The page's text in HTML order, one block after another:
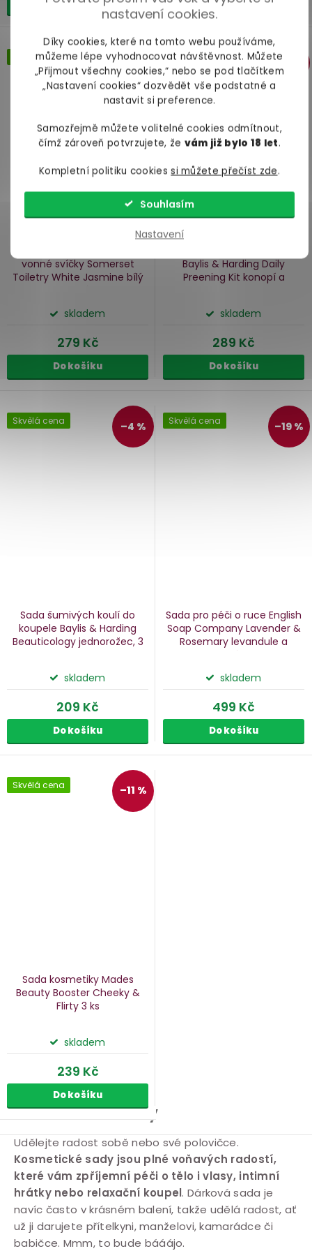
nastavení cookies.
Díky cookies, které na tomto webu používáme,
můžeme lépe vyhodnocovat návštěvnost. Můžete
„Přijmout všechny cookies,“ nebo se pod tlačítkem
„Nastavení cookies“ dozvědět vše podstatné a
nastavit si preference.
Samozřejmě můžete volitelné cookies odmítnout,
čímž zároveň potvrzujete, že vám již bylo 18 let.
Kompletní politiku cookiessi můžete přečíst zde.
Nastavení
Souhlasím
Skvělá cena –30
%
vonné svíčky Somerset
Toiletry White Jasmine bílý
skladem
279 Kč
Do košíku
Skvělá cena –29
Baylis & Harding Daily
Preening Kit konopí a
skladem
289 Kč
Do košíku
Skvělá cena –4 %
Sada šumivých koulí do
koupele Baylis & Harding
Beauticology jednorožec, 3
skladem
209 Kč
Do košíku
Skvělá cena –19 %
Sada pro péči o ruce English
Soap Company Lavender &
Rosemary levandule a
rozmarýn, 3 ks
skladem
499 Kč
Do košíku
Skvělá cena –11 %
Sada kosmetiky Mades
Beauty Booster Cheeky &
Flirty 3 ks
skladem
239 Kč
Do košíku
Kosmetické sady
Udělejte radost sobě nebo své polovičce.
Kosmetické sady jsou plné voňavých radostí,
které vám zpříjemní péči o tělo i vlasy, intimní
hrátky nebo relaxační koupel. Dárková sada je
navíc často v krásném balení, takže udělá radost, ať
už ji darujete přítelkyni, manželovi, kamarádce či
babičce. Mmm, to bude bááájo.